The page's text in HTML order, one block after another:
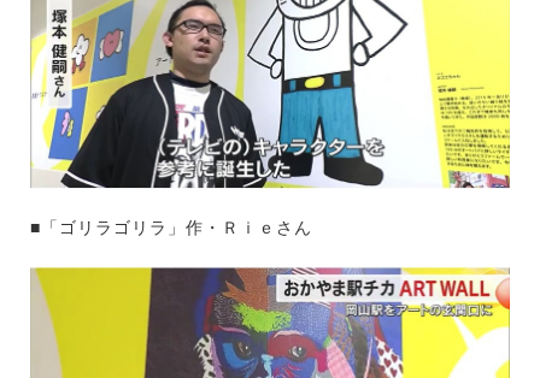
■「ゴリラゴリラ」作・Ｒｉｅさん